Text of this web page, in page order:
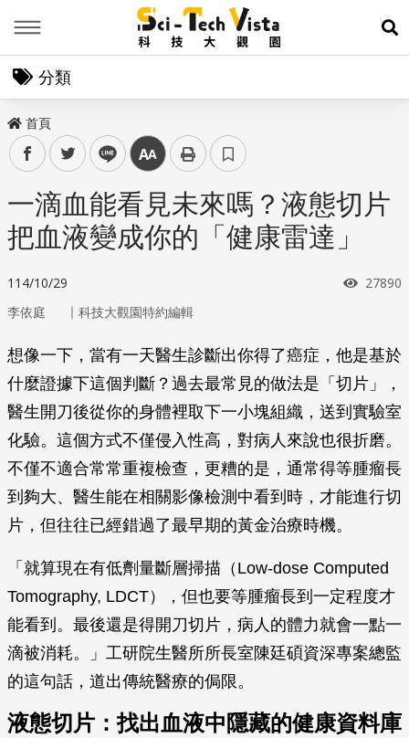
展
分類
首頁
facebooktwitter line 中
一滴血能看見未來嗎？液態切片
把血液變成你的「健康雷達」
114/10/29 瀏覽次
27890
李依庭 ｜ 科技大觀園特約編輯
想像一下，當有一天醫生診斷出你得了癌症，他是基於
什麼證據下這個判斷？過去最常見的做法是「切片」，
醫生開刀後從你的身體裡取下一小塊組織，送到實驗室
化驗。這個方式不僅侵入性高，對病人來說也很折磨。
不僅不適合常常重複檢查，更糟的是，通常得等腫瘤長
到夠大、醫生能在相關影像檢測中看到時，才能進行切
片，但往往已經錯過了最早期的黃金治療時機。
「就算現在有低劑量斷層掃描（Low-dose Computed
Tomography, LDCT），但也要等腫瘤長到一定程度才
能看到。最後還是得開刀切片，病人的體力就會一點一
滴被消耗。」工研院生醫所所長室陳廷碩資深專案總監
的這句話，道出傳統醫療的侷限。
液態切片：找出血液中隱藏的健康資料庫